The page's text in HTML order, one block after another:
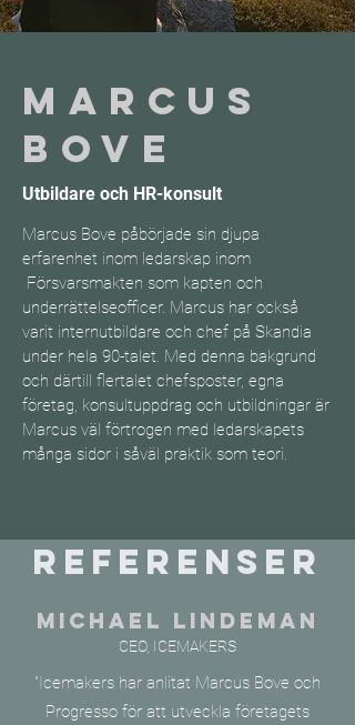
Marcus
Bove
Utbildare och HR-konsult
Marcus Bove påbörjade sin djupa
erfarenhet inom ledarskap inom
Försvarsmakten som kapten och
underrättelseofficer. Marcus har också
varit internutbildare och chef på Skandia
under hela 90-talet. Med denna bakgrund
och därtill flertalet chefsposter, egna
företag, konsultuppdrag och utbildningar är
Marcus väl förtrogen med ledarskapets
många sidor i såväl praktik som teori.
REFERENSER
MICHAEL LINDEMAN
CEO, ICEMAKERS
"Icemakers har anlitat Marcus Bove och
Progresso för att utveckla företagets